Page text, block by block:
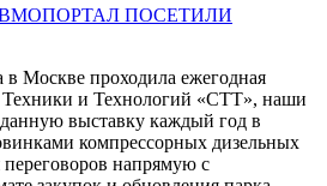
ПОСЕТИЛИ
в Москве проходила ежегодная
Техники и Технологий «СТТ», наши
выставку каждый год в
компрессорных дизельных
напрямую с